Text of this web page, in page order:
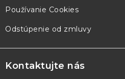
Používanie Cookies
Odstúpenie od zmluvy
Kontaktujte nás